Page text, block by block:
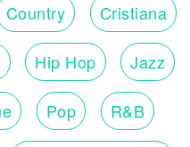
Country Cristiana
Hip Hop Jazz
Pop R&B